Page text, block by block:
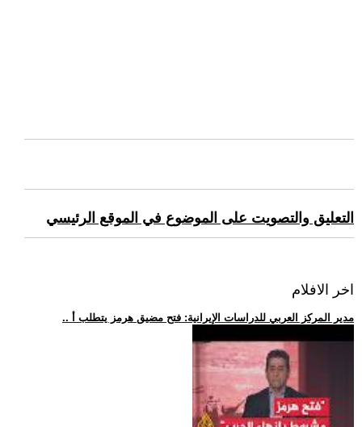
التعليق والتصويت على الموضوع في الموقع الرئيسي
اخر الافلام
.. مدير المركز العربي للدراسات الإيرانية: فتح مضيق هرمز يتطلب أ